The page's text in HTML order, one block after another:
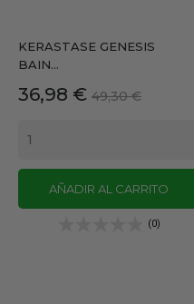
KERASTASE GENESIS
BAIN...
Precio
36,98 € Precio
49,30 €
AÑADIR AL CARRITO
(0)